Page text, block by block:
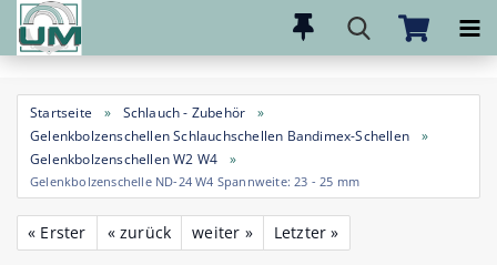
Direkt
Hauptinhalt
Startseite » Schlauch - Zubehör
»
Gelenkbolzenschellen Schlauchschellen Bandimex-Schellen
»
Gelenkbolzenschellen W2 W4
»
Gelenkbolzenschelle ND-24 W4 Spannweite: 23 - 25 mm
« Erster « zurück weiter »
Letzter »